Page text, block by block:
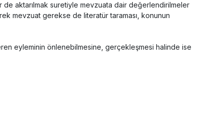
de aktarılmak suretiyle mevzuata dair değerlendirilmeler
mevzuat gerekse de literatür taraması, konunun
eyleminin önlenebilmesine, gerçekleşmesi halinde ise